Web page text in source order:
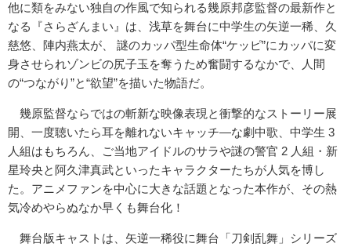
他に類をみない独自の作風で知られる幾原邦彦監督の最新作と
なる『さらざんまい』は、浅草を舞台に中学生の矢逆一稀、久
慈悠、陣内燕太が、 謎のカッパ型生命体“ケッピ”にカッパに変
身させられゾンビの尻子玉を奪うため奮闘するなかで、人間
の“つながり”と“欲望”を描いた物語だ。
幾原監督ならではの斬新な映像表現と衝撃的なストーリー展
開、一度聴いたら耳を離れないキャッチ―な劇中歌、中学生 3
人組はもちろん、ご当地アイドルのサラや謎の警官 2 人組・新
星玲央と阿久津真武といったキャラクターたちが人気を博し
た。アニメファンを中心に大きな話題となった本作が、その熱
気冷めやらぬなか早くも舞台化！
舞台版キャストは、矢逆一稀役に舞台「刀剣乱舞」シリーズ